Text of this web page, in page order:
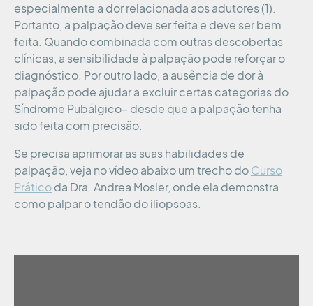
especialmente a dor relacionada aos adutores (1).
Portanto, a palpação deve ser feita e deve ser bem
feita. Quando combinada com outras descobertas
clínicas, a sensibilidade à palpação pode reforçar o
diagnóstico. Por outro lado, a ausência de dor à
palpação pode ajudar a excluir certas categorias do
Síndrome Pubálgico– desde que a palpação tenha
sido feita com precisão.
Se precisa aprimorar as suas habilidades de
palpação, veja no vídeo abaixo um trecho do Curso
Prático da Dra. Andrea Mosler, onde ela demonstra
como palpar o tendão do iliopsoas.